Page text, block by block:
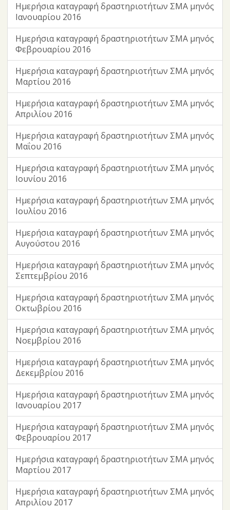
Ημερήσια καταγραφή δραστηριοτήτων ΣΜΑ μηνός
Ιανουαρίου 2016
Ημερήσια καταγραφή δραστηριοτήτων ΣΜΑ μηνός
Φεβρουαρίου 2016
Ημερήσια καταγραφή δραστηριοτήτων ΣΜΑ μηνός
Μαρτίου 2016
Ημερήσια καταγραφή δραστηριοτήτων ΣΜΑ μηνός
Απριλίου 2016
Ημερήσια καταγραφή δραστηριοτήτων ΣΜΑ μηνός
Μαΐου 2016
Ημερήσια καταγραφή δραστηριοτήτων ΣΜΑ μηνός
Ιουνίου 2016
Ημερήσια καταγραφή δραστηριοτήτων ΣΜΑ μηνός
Ιουλίου 2016
Ημερήσια καταγραφή δραστηριοτήτων ΣΜΑ μηνός
Αυγούστου 2016
Ημερήσια καταγραφή δραστηριοτήτων ΣΜΑ μηνός
Σεπτεμβρίου 2016
Ημερήσια καταγραφή δραστηριοτήτων ΣΜΑ μηνός
Οκτωβρίου 2016
Ημερήσια καταγραφή δραστηριοτήτων ΣΜΑ μηνός
Νοεμβρίου 2016
Ημερήσια καταγραφή δραστηριοτήτων ΣΜΑ μηνός
Δεκεμβρίου 2016
Ημερήσια καταγραφή δραστηριοτήτων ΣΜΑ μηνός
Ιανουαρίου 2017
Ημερήσια καταγραφή δραστηριοτήτων ΣΜΑ μηνός
Φεβρουαρίου 2017
Ημερήσια καταγραφή δραστηριοτήτων ΣΜΑ μηνός
Μαρτίου 2017
Ημερήσια καταγραφή δραστηριοτήτων ΣΜΑ μηνός
Απριλίου 2017